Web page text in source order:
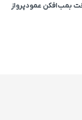
بمب‌افکن عمودپرواز